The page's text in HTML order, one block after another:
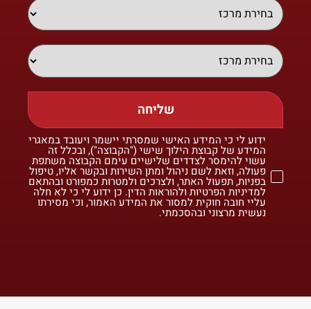
שליחה
ידוע לי כי המידע האישי שמסרתי יישמר ויעובד במאגרי
המידע של קבוצת הילוך שישי ("הקבוצה"), ובכלל זה
עשוי להימסר לצדדים שלישיים עימם הקבוצה משתפת
פעולה, וזאת לשם ניהול ומתן השירות ובקשר אליו, טיפול
בפניות, תפעול האתר, ולצרכים ולמטרות כמפורט ובהתאם
למדיניות הפרטיות ולהוראות הדין. כן ידוע לי כי לא חלה
עליי חובה חוקית למסור את המידע האמור, וכי מסירתו
נעשית מרצוני ובהסכמתי.